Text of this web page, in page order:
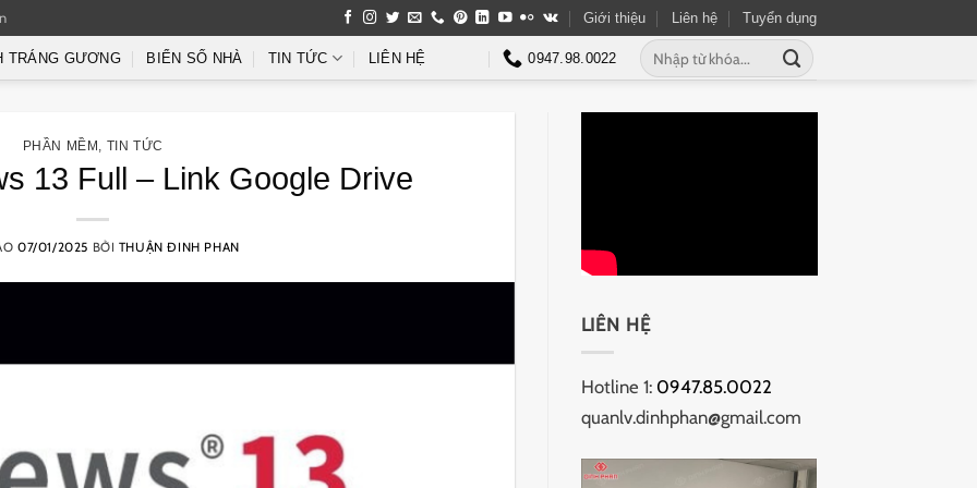
Giới thiệu Liên hệ Tuyển dụng
TRÁNG GƯƠNG BIỂN SỐ NHÀ TIN TỨC LIÊN HỆ 0947.98.0022
Tìm
kiếm:
PHẦN MỀM TIN TỨC
13 Full – Link Google Drive
07/01/2025 BỞI THUẬN ĐINH PHAN
LIÊN HỆ
Hotline 1: 0947.85.0022
quanlv.dinhphan@gmail.com